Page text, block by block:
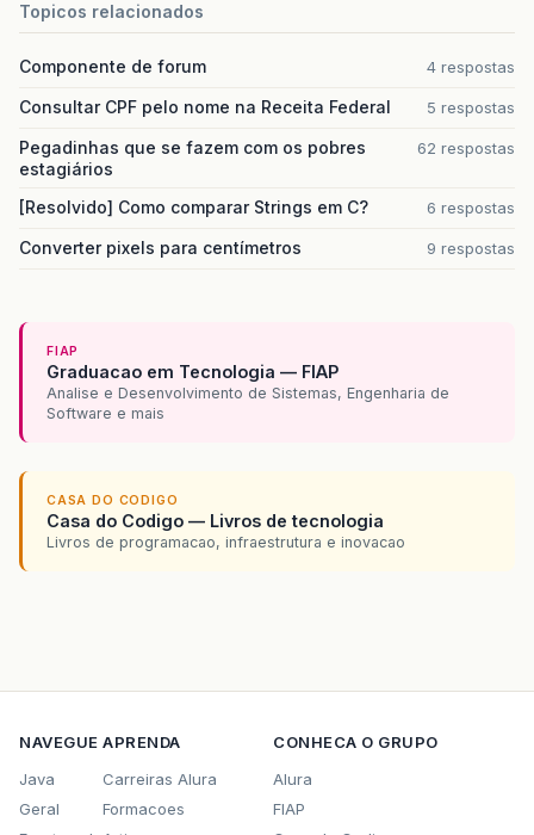
Topicos relacionados
Componente de forum 4 respostas
Consultar CPF pelo nome na Receita Federal 5 respostas
Pegadinhas que se fazem com os pobres
estagiários
62 respostas
[Resolvido] Como comparar Strings em C? 6 respostas
Converter pixels para centímetros 9 respostas
FIAP
Graduacao em Tecnologia — FIAP
Analise e Desenvolvimento de Sistemas, Engenharia de
Software e mais
CASA DO CODIGO
Casa do Codigo — Livros de tecnologia
Livros de programacao, infraestrutura e inovacao
NAVEGUE
Java
Geral
APRENDA
Carreiras Alura
Formacoes
CONHECA O GRUPO
Alura
FIAP